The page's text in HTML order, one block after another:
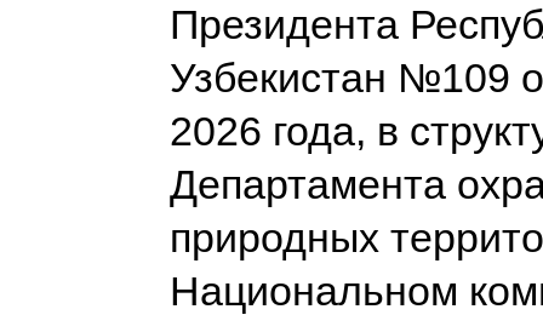
Президента
Узбекистан №109
2026 года, в
Департамента
природных
Национальном